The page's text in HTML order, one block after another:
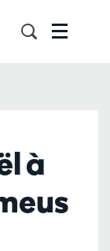
Menu
à